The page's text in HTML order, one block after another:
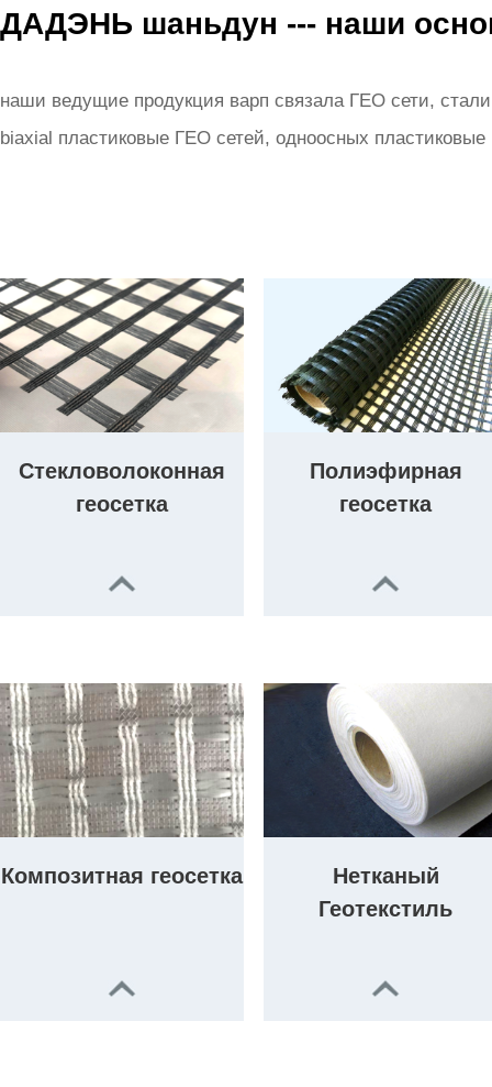
ДАДЭНЬ шаньдун --- наши
наши ведущие продукция варп связала ГЕО сети,
biaxial пластиковые ГЕО сетей, одноосных
Стекловолоконная
геосетка
Полиэфирная
геосетка
Композитная геосетка
Нетканый
Геотекстиль